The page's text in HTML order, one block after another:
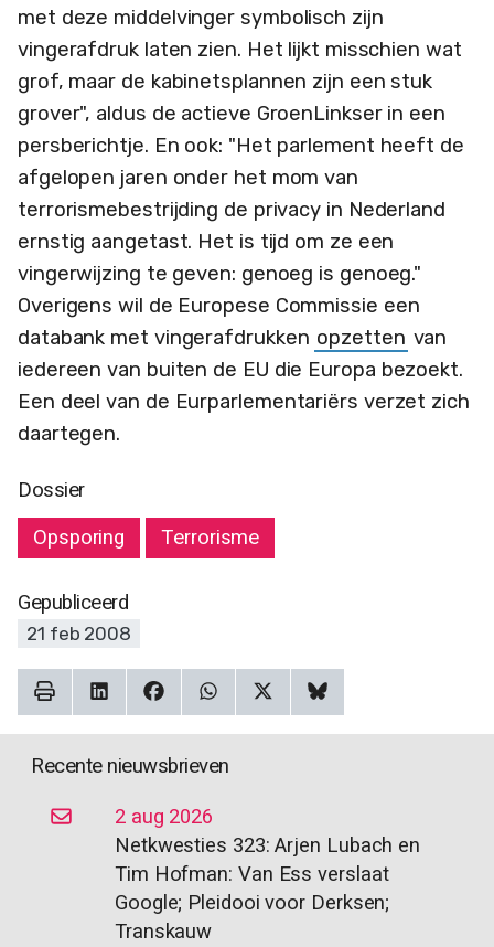
met deze middelvinger symbolisch zijn
vingerafdruk laten zien. Het lijkt misschien wat
grof, maar de kabinetsplannen zijn een stuk
grover", aldus de actieve GroenLinkser in een
persberichtje. En ook: "Het parlement heeft de
afgelopen jaren onder het mom van
terrorismebestrijding de privacy in Nederland
ernstig aangetast. Het is tijd om ze een
vingerwijzing te geven: genoeg is genoeg."
Overigens wil de Europese Commissie een
databank met vingerafdrukken opzetten van
iedereen van buiten de EU die Europa bezoekt.
Een deel van de Eurparlementariërs verzet zich
daartegen.
Dossier
Opsporing
Terrorisme
Gepubliceerd
21 feb 2008
Recente nieuwsbrieven
2 aug 2026
Netkwesties 323: Arjen Lubach en
Tim Hofman: Van Ess verslaat
Google; Pleidooi voor Derksen;
Transkauw